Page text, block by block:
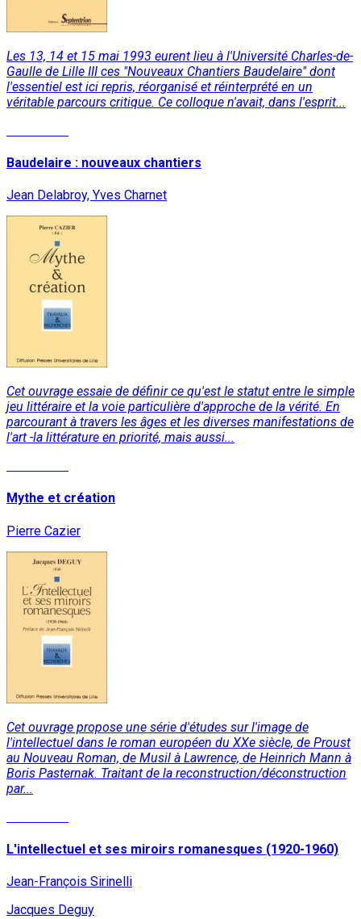
Les 13, 14 et 15 mai 1993 eurent lieu à l'Université Charles-de-
Gaulle de Lille III ces "Nouveaux Chantiers Baudelaire" dont
l'essentiel est ici repris, réorganisé et réinterprété en un
véritable parcours critique. Ce colloque n'avait, dans l'esprit...
Baudelaire : nouveaux chantiers
Jean Delabroy, Yves Charnet
Cet ouvrage essaie de définir ce qu'est le statut entre le simple
jeu littéraire et la voie particulière d'approche de la vérité. En
parcourant à travers les âges et les diverses manifestations de
l'art -la littérature en priorité, mais aussi...
Mythe et création
Pierre Cazier
Cet ouvrage propose une série d'études sur l'image de
l'intellectuel dans le roman européen du XXe siècle, de Proust
au Nouveau Roman, de Musil à Lawrence, de Heinrich Mann à
Boris Pasternak. Traitant de la reconstruction/déconstruction
par...
L'intellectuel et ses miroirs romanesques (1920-1960)
Jean-François Sirinelli
Jacques Deguy